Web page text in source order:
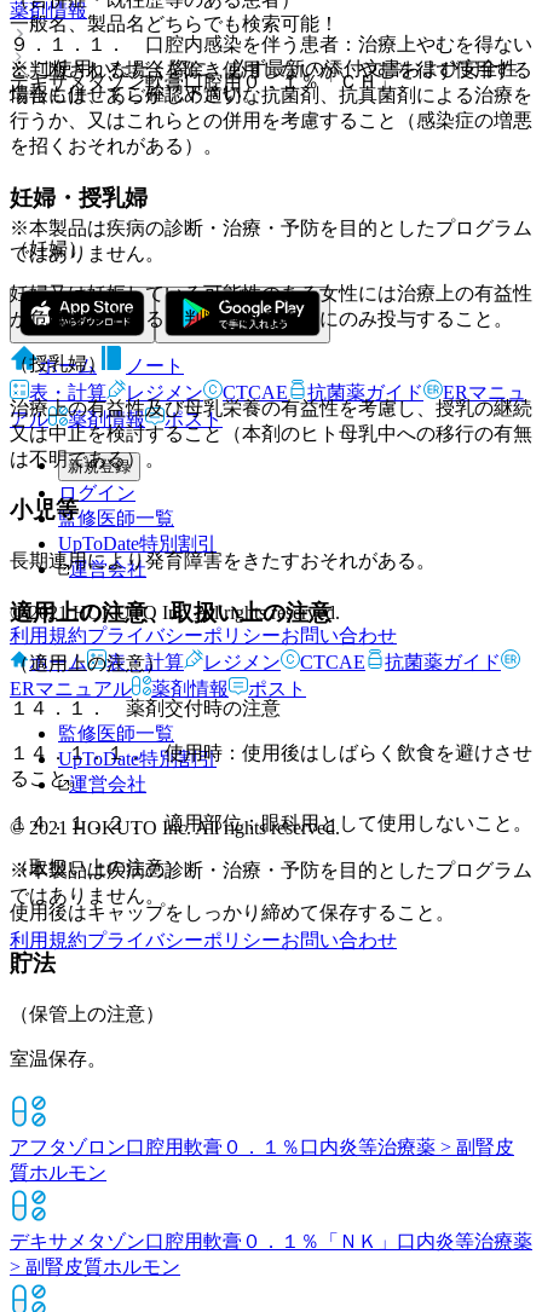
薬剤情報
デキサメタゾン軟膏口腔用０．１％「ＣＨ」
９．１．１． 口腔内感染を伴う患者：治療上やむを得ない
と判断される場合を除き使用しないが、やむを得ず使用する
場合には、あらかじめ適切な抗菌剤、抗真菌剤による治療を
行うか、又はこれらとの併用を考慮すること（感染症の増悪
を招くおそれがある）。
妊婦・授乳婦
（妊婦）
妊婦又は妊娠している可能性のある女性には治療上の有益性
が危険性を上回ると判断される場合にのみ投与すること。
（授乳婦）
治療上の有益性及び母乳栄養の有益性を考慮し、授乳の継続
又は中止を検討すること（本剤のヒト母乳中への移行の有無
は不明である）。
小児等
長期連用により発育障害をきたすおそれがある。
適用上の注意、取扱い上の注意
（適用上の注意）
１４．１． 薬剤交付時の注意
１４．１．１． 使用時：使用後はしばらく飲食を避けさせ
ること。
１４．１．２． 適用部位：眼科用として使用しないこと。
（取扱い上の注意）
使用後はキャップをしっかり締めて保存すること。
貯法
（保管上の注意）
室温保存。
アフタゾロン口腔用軟膏０．１％口内炎等治療薬 > 副腎皮
質ホルモン
デキサメタゾン口腔用軟膏０．１％「ＮＫ」 口内炎等治療薬
> 副腎皮質ホルモン
一般名、製品名どちらでも検索可能！
※ ご使用いただく際に、必ず最新の添付文書および安全性
情報も併せてご確認下さい。
※本製品は疾病の診断・治療・予防を目的としたプログラム
ではありません。
ホーム
ノート
表・計算
レジメン CTCAE 抗菌薬ガイド
ERマニュ
アル
薬剤情報 ポスト
新規登録
ログイン
監修医師一覧
UpToDate特別割引
運営会社
© 2021 HOKUTO Inc. All rights reserved.
利用規約プライバシーポリシーお問い合わせ
ホーム
表・計算 レジメン CTCAE
抗菌薬ガイド
ERマニュアル
薬剤情報 ポスト
監修医師一覧
UpToDate特別割引
運営会社
© 2021 HOKUTO Inc. All rights reserved.
※本製品は疾病の診断・治療・予防を目的としたプログラム
ではありません。
利用規約プライバシーポリシーお問い合わせ